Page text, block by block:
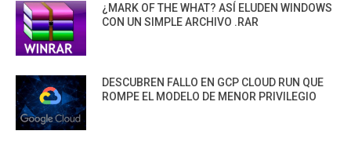
¿MARK OF THE WHAT? ASÍ ELUDEN WINDOWS
CON UN SIMPLE ARCHIVO .RAR
DESCUBREN FALLO EN GCP CLOUD RUN QUE
ROMPE EL MODELO DE MENOR PRIVILEGIO